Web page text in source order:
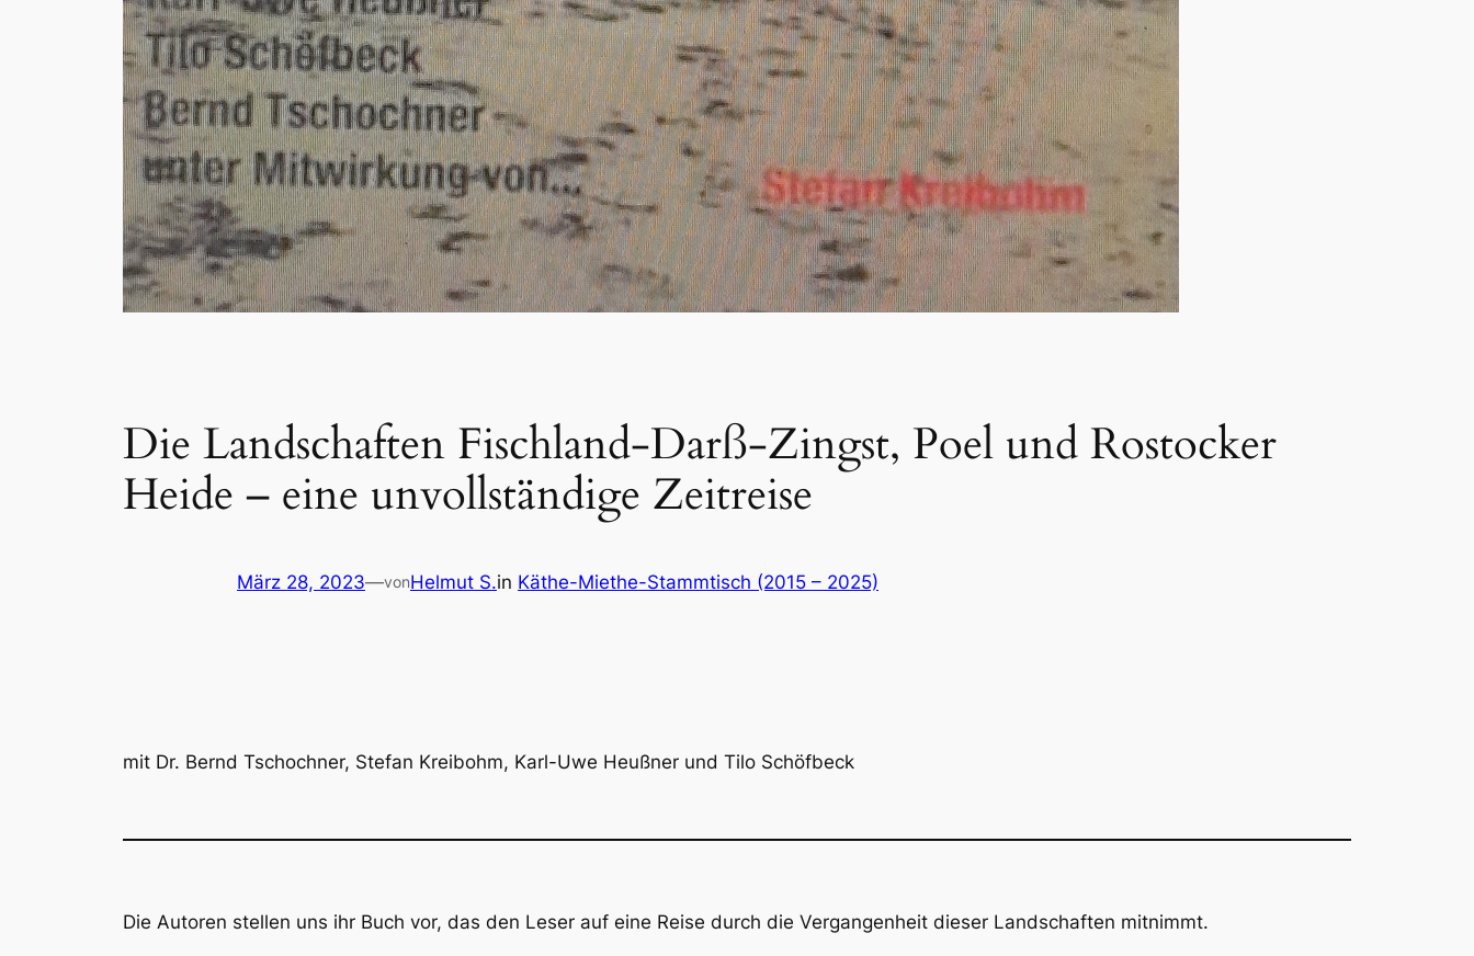
Die Landschaften Fischland-Darß-Zingst, Poel und Rostocker
Heide – eine unvollständige Zeitreise
März 28, 2023—vonHelmut S.in Käthe-Miethe-Stammtisch (2015 – 2025)
mit Dr. Bernd Tschochner, Stefan Kreibohm, Karl-Uwe Heußner und Tilo Schöfbeck
Die Autoren stellen uns ihr Buch vor, das den Leser auf eine Reise durch die Vergangenheit dieser Landschaften mitnimmt.